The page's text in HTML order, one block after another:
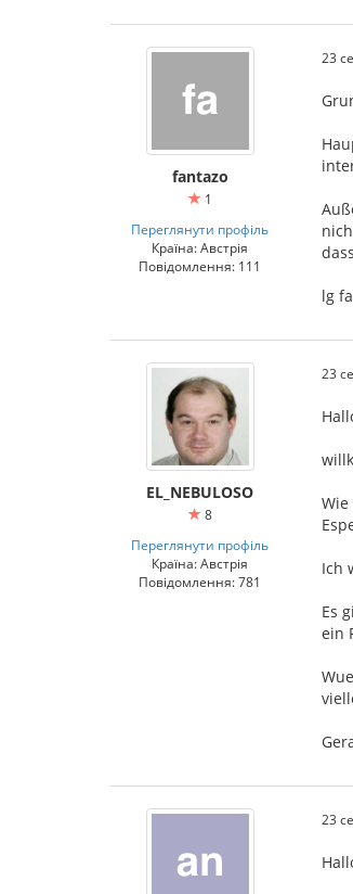
fantazo
1
Переглянути профіль
Країна: Австрія
Повідомлення: 111
23
lg
EL_NEBULOSO
8
Переглянути профіль
Країна: Австрія
Повідомлення: 781
23
Ich
Es
ein
23